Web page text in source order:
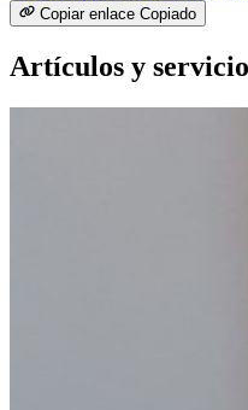
Copiar enlace Copiado
Artículos y